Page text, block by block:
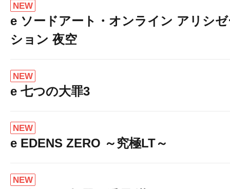
NEW
e ソードアート・オンライン アリシ
ション 夜空
NEW
e 七つの大罪3
NEW
e EDENS ZERO ～究極LT～
NEW